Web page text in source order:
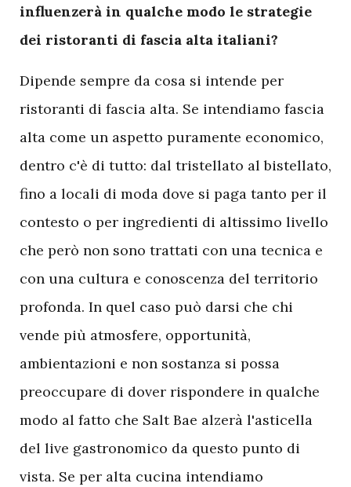
influenzerà in qualche modo le strategie
dei ristoranti di fascia alta italiani?
Dipende sempre da cosa si intende per
ristoranti di fascia alta. Se intendiamo fascia
alta come un aspetto puramente economico,
dentro c'è di tutto: dal tristellato al bistellato,
fino a locali di moda dove si paga tanto per il
contesto o per ingredienti di altissimo livello
che però non sono trattati con una tecnica e
con una cultura e conoscenza del territorio
profonda. In quel caso può darsi che chi
vende più atmosfere, opportunità,
ambientazioni e non sostanza si possa
preoccupare di dover rispondere in qualche
modo al fatto che Salt Bae alzerà l'asticella
del live gastronomico da questo punto di
vista. Se per alta cucina intendiamo